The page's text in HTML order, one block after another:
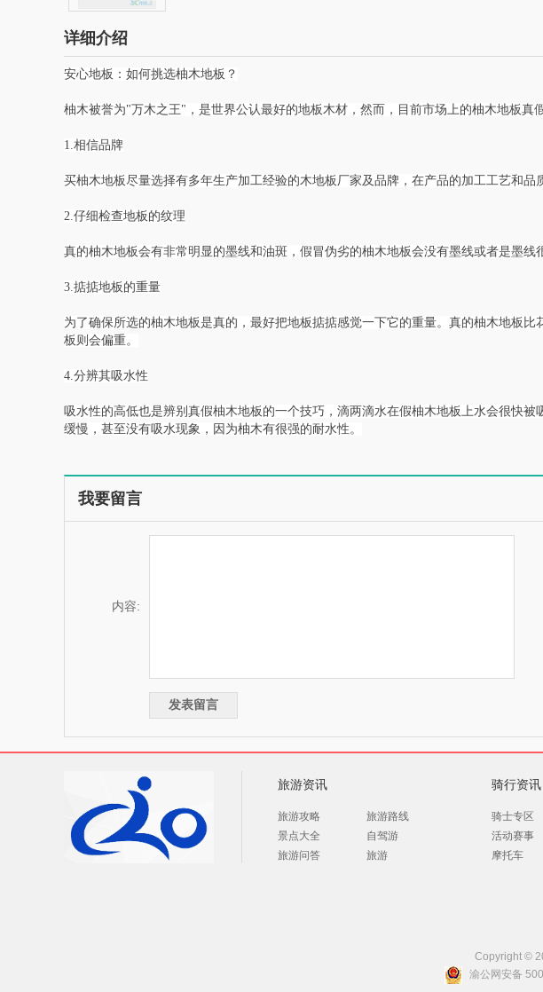
详细介绍
安心地板：如何挑选柚木地板？
柚木被誉为"万木之王"，是世界公认最好的地板木材，然而，目前市场上的柚木地板真
1.相信品牌
买柚木地板尽量选择有多年生产加工经验的木地板厂家及品牌，在产品的加工工艺和品
2.仔细检查地板的纹理
真的柚木地板会有非常明显的墨线和油斑，假冒伪劣的柚木地板会没有墨线或者是墨线
3.掂掂地板的重量
为了确保所选的柚木地板是真的，最好把地板掂掂感觉一下它的重量。真的柚木地板
板则会偏重。
4.分辨其吸水性
吸水性的高低也是辨别真假柚木地板的一个技巧，滴两滴水在假柚木地板上水会很快
缓慢，甚至没有吸水现象，因为柚木有很强的耐水性。
我要留言
内容:
旅游资讯
旅游攻略
旅游路线
景点大全
自驾游
旅游问答
旅游
骑行资讯
骑士专区
活动赛事
摩托车
Copyright ©
渝公网安备